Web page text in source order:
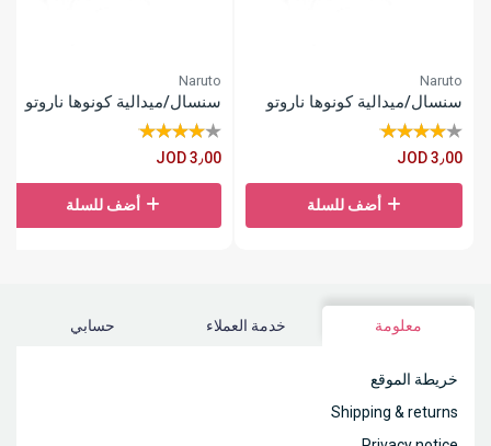
Naruto
سنسال/ميدالية كونوها ناروتو
JOD 3٫00
أضف للسلة
Naruto
سنسال/ميدالية كونوها ناروتو
JOD 3٫00
أضف للسلة
معلومة خدمة العملاء حسابي
خريطة الموقع
Shipping & returns